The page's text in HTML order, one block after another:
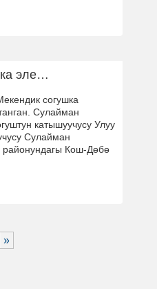
эле…
согушка
Сулайман
катышуучусу Улуу
Сулайман
Кош-Дөбө
»